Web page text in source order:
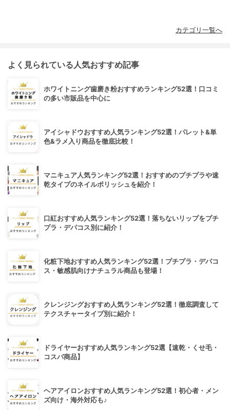
カテゴリ一覧へ
よく見られている人気おすすめ記事
ホワイトニング歯磨き粉おすすめランキング52選！口コミ
の多い市販品を中心に
アイシャドウおすすめ人気ランキング52選！パレット&単
色&ラメ入り商品を徹底比較！
マニキュア人気ランキング52選！おすすめのプチプラや速
乾タイプのネイルポリッシュを紹介！
口紅おすすめ人気ランキング52選！落ちないリップをプチ
プラ・デパコス別に紹介！
化粧下地おすすめ人気ランキング52選！プチプラ・デパコ
ス・敏感肌向けナチュラル商品も登場！
クレンジングおすすめ人気ランキング52選！徹底調査して
テクスチャータイプ別に紹介！
ドライヤーおすすめ人気ランキング52選【速乾・くせ毛・
コスパ商品】
ヘアアイロンおすすめ人気ランキング52選！初心者・メン
ズ向け・海外対応も♪